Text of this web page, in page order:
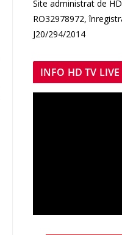
Site administrat de HD
RO32978972,
J20/294/2014
INFO HD TV LIVE